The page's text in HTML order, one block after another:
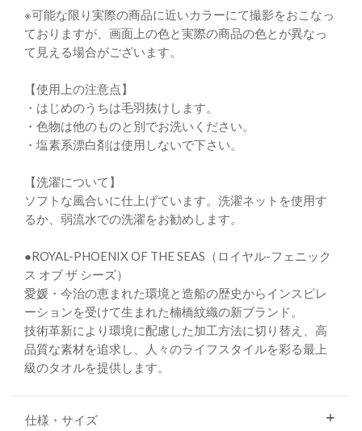
※可能な限り実際の商品に近いカラーにて撮影をおこなっ
ておりますが、画面上の色と実際の商品の色とが異なっ
て見える場合がございます。
【使用上の注意点】
・はじめのうちは毛羽抜けします。
・色物は他のものと別でお洗いください。
・塩素系漂白剤は使用しないで下さい。
【洗濯について】
ソフトな風合いに仕上げています。洗濯ネットを使用す
るか、弱流水での洗濯をお勧めします。
●ROYAL-PHOENIX OF THE SEAS（ロイヤル-フェニック
ス オブ ザ シーズ）
愛媛・今治の恵まれた環境と造船の歴史からインスピレ
ーションを受けて生まれた楠橋紋織の新ブランド。
技術革新により環境に配慮した加工方法に切り替え、高
品質な素材を追求し、人々のライフスタイルを彩る最上
級のタオルを提供します。
仕様・サイズ